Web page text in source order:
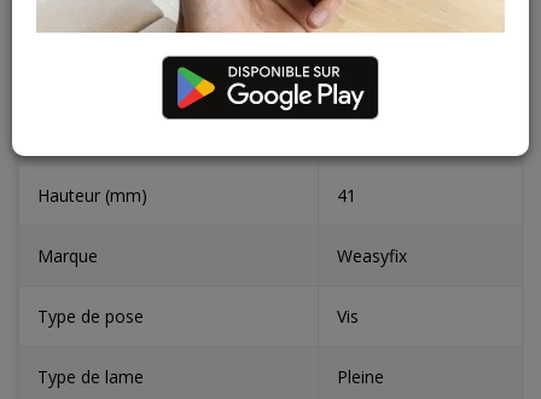
Largeur (mm) 103
128
Hauteur (mm) 41
Marque Weasyfix
Type de pose Vis
Type de lame Pleine